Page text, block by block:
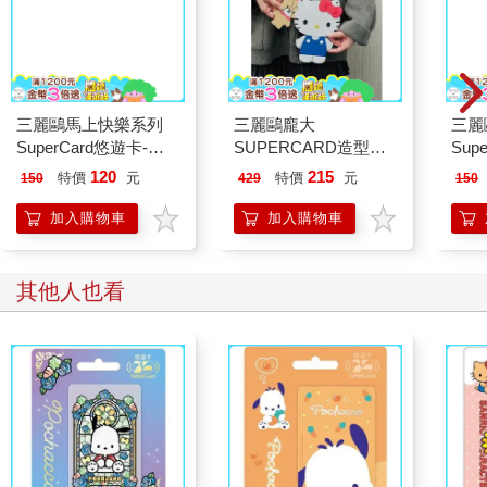
杖藜過橋東：柳風生暖
意、杏雨不濕衣；陳亮
恭談以心轉境的適齡漫
79 折 特價 379 元
加入購物車
祕密中的祕密
79 折 特價 537 元
加入購物車
叛
79 折
其他人也買